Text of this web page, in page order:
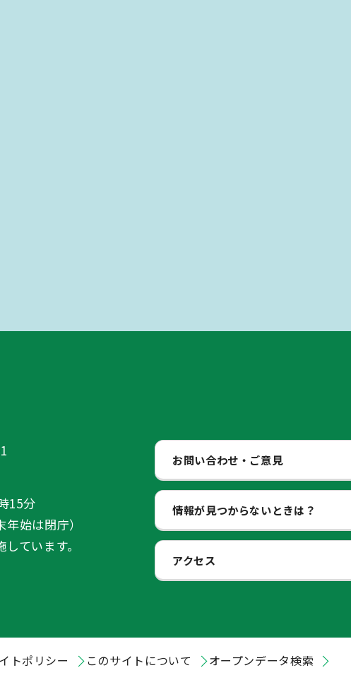
15分
始は閉庁）
ています。
お問い合わせ・ご意見
情報が見つからないときは？
アクセス
トポリシー このサイトについて オープンデータ検索